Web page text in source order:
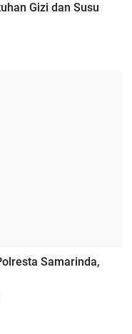
Gizi dan Susu
Samarinda,